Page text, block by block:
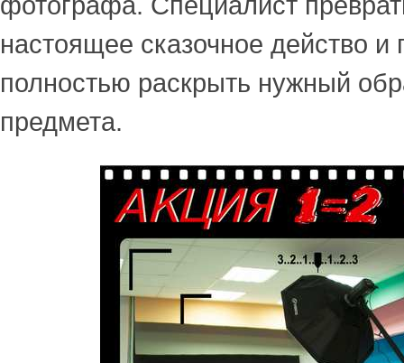
настоящее сказочное действо и
полностью раскрыть нужный
предмета.